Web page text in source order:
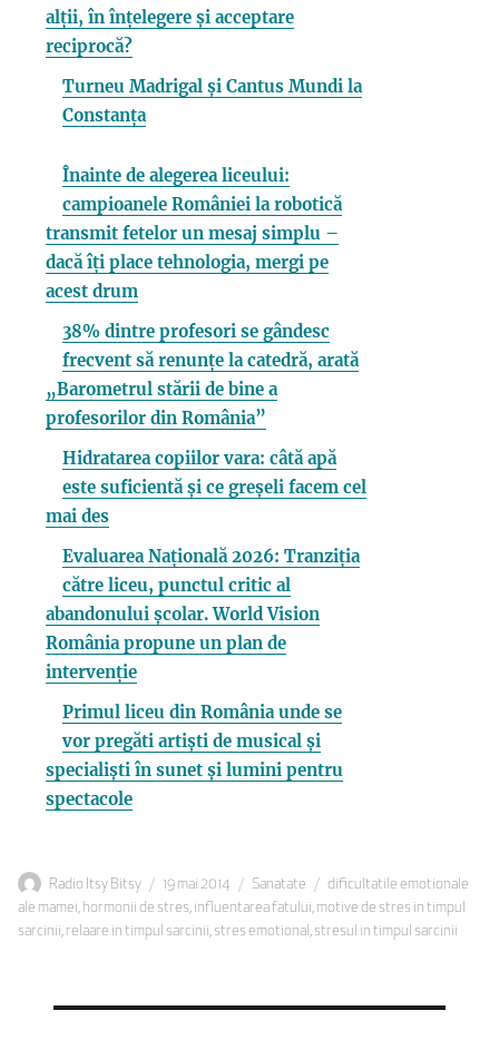
alții, în înțelegere și acceptare
reciprocă?
Turneu Madrigal și Cantus Mundi la
Constanța
Înainte de alegerea liceului:
campioanele României la robotică
transmit fetelor un mesaj simplu –
dacă îți place tehnologia, mergi pe
acest drum
38% dintre profesori se gândesc
frecvent să renunțe la catedră, arată
„Barometrul stării de bine a
profesorilor din România”
Hidratarea copiilor vara: câtă apă
este suficientă și ce greșeli facem cel
mai des
Evaluarea Națională 2026: Tranziția
către liceu, punctul critic al
abandonului școlar. World Vision
România propune un plan de
intervenție
Primul liceu din România unde se
vor pregăti artiști de musical și
specialiști în sunet și lumini pentru
spectacole
Autor
Radio Itsy Bitsy
Publicat
pe
19 mai 2014 Categorii
Sanatate Etichete
dificultatile emotionale
ale mamei, hormonii de stres, influentarea fatului, motive de stres in timpul
sarcinii, relaare in timpul sarcinii, stres emotional , stresul in timpul sarcinii